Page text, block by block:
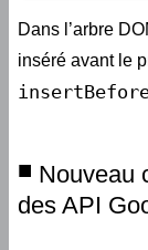
Dans l’arbre
inséré avant le
Nouveau
des API